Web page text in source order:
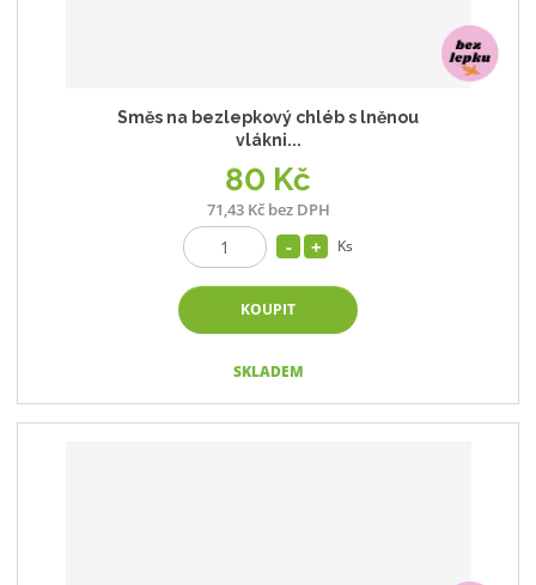
Směs na bezlepkový chléb s lněnou
vlákni...
80 Kč
71,43 Kč bez DPH
Ks
KOUPIT
SKLADEM